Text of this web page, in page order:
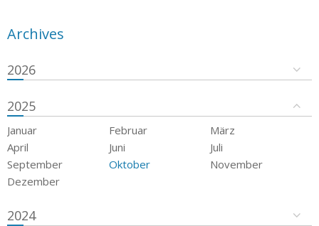
Archives
2026
2025
Januar Februar
März
April
Juni
Juli
September
Oktober
November
Dezember
2024